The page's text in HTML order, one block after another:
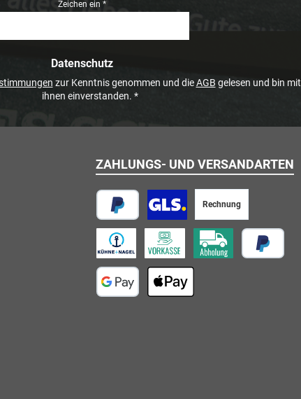
Zeichen ein *
Datenschutz
zur Kenntnis genommen und dieAGB gelesen und bin mit
ihnen einverstanden. *
ZAHLUNGS- UND VERSANDARTEN
PayPal
Rechnung
Vorkasse
Paketversand
Speditionsversand Abholung vor Ort